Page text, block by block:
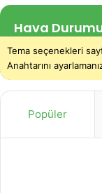
Hava
Tema seçenekleri
Anahtarını
Popüler